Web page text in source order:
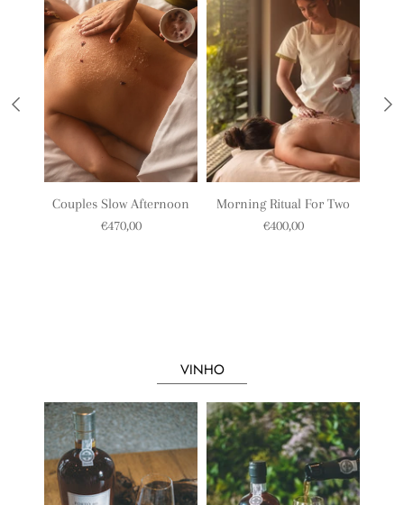
Couples Slow Afternoon
€470,00
Morning Ritual For Two
€400,00
VINHO